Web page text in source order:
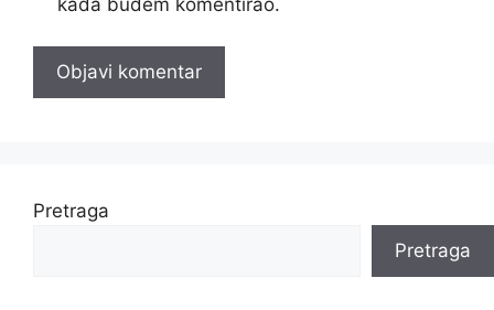
Pretraga
Pretraga